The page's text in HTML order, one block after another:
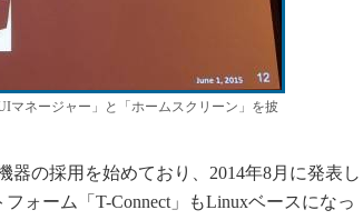
マネージャー」と「ホームスクリーン」を披
の採用を始めており、2014年8月に発表し
ォーム「T-Connect」もLinuxベースになっ